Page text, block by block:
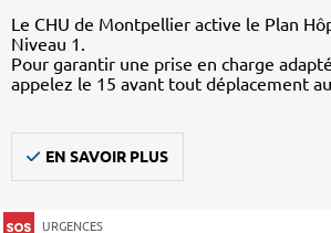
Le CHU de Montpellier active le Plan
Niveau 1.
Pour garantir une prise en charge
appelez le 15 avant tout déplacement
EN SAVOIR PLUS
URGENCES